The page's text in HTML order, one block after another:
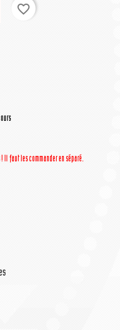
favorite_border
Il faut les commander en séparé.